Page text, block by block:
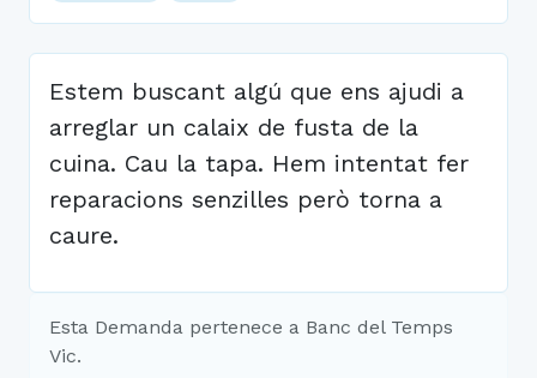
Estem buscant algú que ens ajudi a
arreglar un calaix de fusta de la
cuina. Cau la tapa. Hem intentat fer
reparacions senzilles però torna a
caure.
Esta Demanda pertenece a Banc del Temps
Vic.